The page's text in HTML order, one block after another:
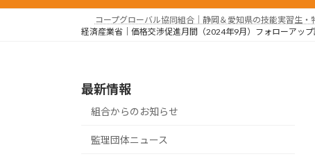
プ
動
コープグローバル協同組合｜静岡＆愛知県の技能実習生・
経済産業省｜価格交渉促進月間（2024年9月）フォローアッ
最新情報
組合からのお知らせ
監理団体ニュース